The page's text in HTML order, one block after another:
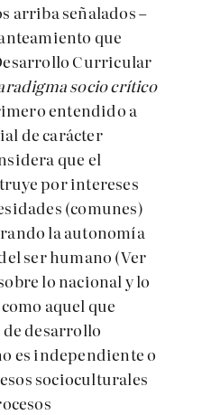
arriba señalados –
que
Curricular
socio crítico
entendido a
de carácter
que el
por intereses
(comunes)
la autonomía
ser humano (Ver
lo nacional y lo
aquel que
desarrollo
es independiente o
socioculturales